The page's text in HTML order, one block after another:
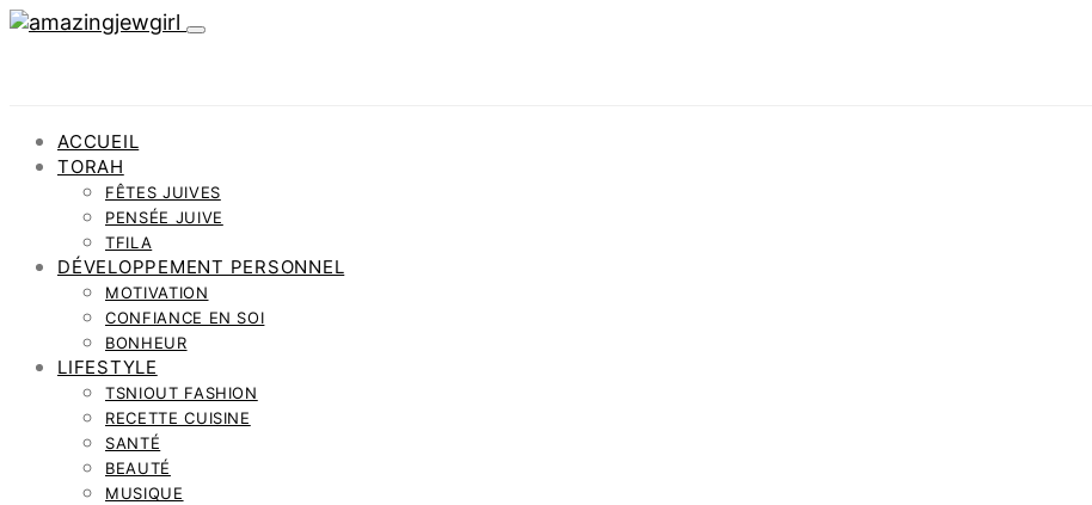
ACCUEIL
TORAH
FÊTES JUIVES
PENSÉE JUIVE
TFILA
DÉVELOPPEMENT PERSONNEL
MOTIVATION
CONFIANCE EN SOI
BONHEUR
LIFESTYLE
TSNIOUT FASHION
RECETTE CUISINE
SANTÉ
BEAUTÉ
MUSIQUE